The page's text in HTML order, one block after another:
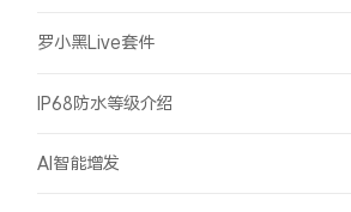
罗小黑Live套件
IP68防水等级介绍
AI智能增发